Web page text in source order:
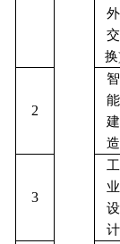
外
交
换
2
智
能
建
造
3
工
业
设
计